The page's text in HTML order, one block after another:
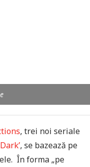
, trei noi seriale
, se bazează pe
În forma „pe